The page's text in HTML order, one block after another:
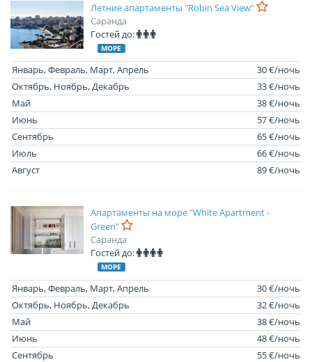
Летние апартаменты "Robin Sea View"
Саранда
Гостей до:
МОРЕ
Январь, Февраль, Март, Апрель
30 €/ночь
Октябрь, Ноябрь, Декабрь
33 €/ночь
Май
38 €/ночь
Июнь
57 €/ночь
Сентябрь
65 €/ночь
Июль
66 €/ночь
Август
89 €/ночь
Апартаменты на море "White Apartment -
Green"
Саранда
Гостей до:
МОРЕ
Январь, Февраль, Март, Апрель
30 €/ночь
Октябрь, Ноябрь, Декабрь
32 €/ночь
Май
38 €/ночь
Июнь
48 €/ночь
Сентябрь
55 €/ночь